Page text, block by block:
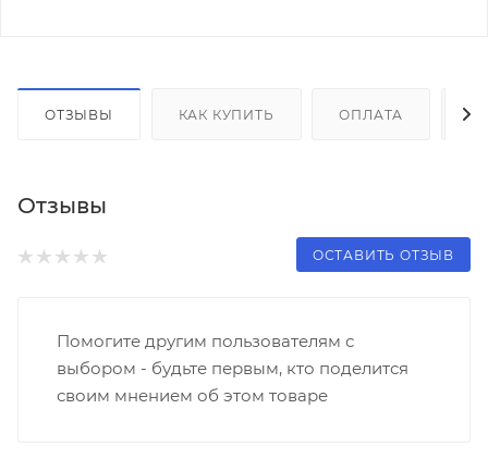
ОТЗЫВЫ КАК КУПИТЬ ОПЛАТА
Отзывы
ОСТАВИТЬ ОТЗЫВ
Помогите другим пользователям с
выбором - будьте первым, кто поделится
своим мнением об этом товаре